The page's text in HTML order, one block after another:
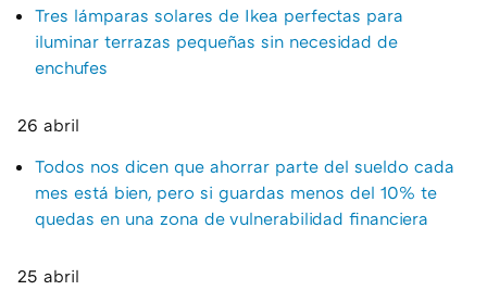
Tres lámparas solares de Ikea perfectas para
iluminar terrazas pequeñas sin necesidad de
enchufes
26 abril
Todos nos dicen que ahorrar parte del sueldo cada
mes está bien, pero si guardas menos del 10% te
quedas en una zona de vulnerabilidad financiera
25 abril